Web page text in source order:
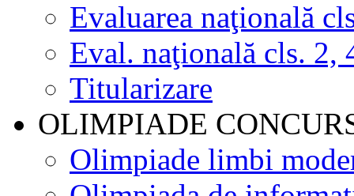
Evaluarea naţională
Eval. naţională cls. 2,
Titularizare
OLIMPIADE
Olimpiade limbi